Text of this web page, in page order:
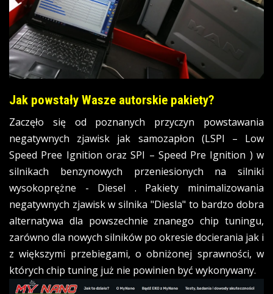
Jak powstały Wasze autorskie pakiety?
Zaczęło się od poznanych przyczyn powstawania
negatywnych zjawisk jak samozapłon (LSPI – Low
Speed Pree Ignition oraz SPI – Speed Pre Ignition ) w
silnikach benzynowych przeniesionych na silniki
wysokoprężne - Diesel . Pakiety minimalizowania
negatywnych zjawisk w silnika "Diesla" to bardzo dobra
alternatywa dla powszechnie znanego chip tuningu,
zarówno dla nowych silników po okresie docierania jak i
z większymi przebiegami, o obniżonej sprawności, w
których chip tuning już nie powinien być wykonywany.